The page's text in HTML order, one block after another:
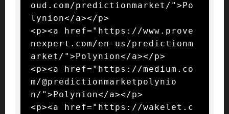
oud.com/predictionmarket/">Po
lynion</a></p>
<p><a href="https://www.prove
nexpert.com/en-us/predictionm
arket/">Polynion</a></p>
<p><a href="https://medium.co
m/@predictionmarketpolynio
n/">Polynion</a></p>
<p><a href="https://wakelet.c